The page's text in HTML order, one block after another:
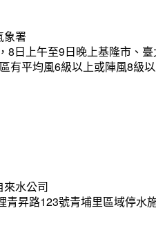
象署
8日上午至9日晚上基隆市、
有平均風6級以上或陣風8級
水公司
青昇路123號青埔里區域停水